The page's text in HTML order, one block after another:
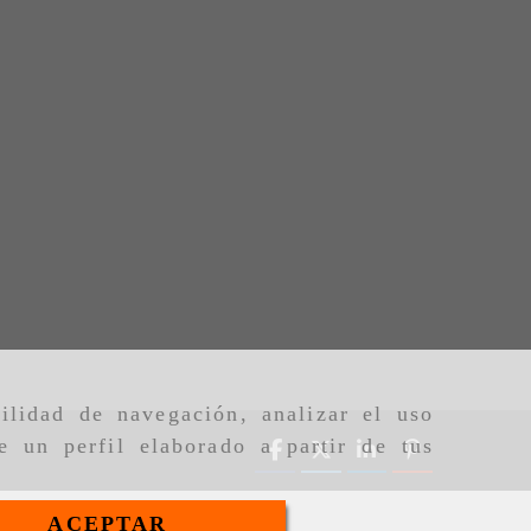
de navegación, analizar el uso
un perfil elaborado a partir de tus
ACEPTAR